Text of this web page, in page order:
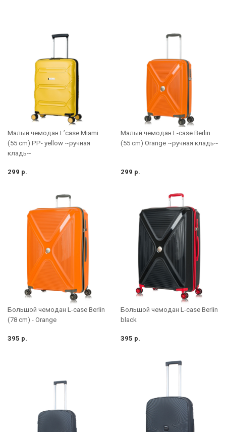
Малый чемодан L’case Miami
(55 cm) PP- yellow ~ручная
кладь~
299 р.
Малый чемодан L-case Berlin
(55 cm) Orange ~ручная кладь~
299 р.
Большой чемодан L-case Berlin
(78 cm) - Orange
395 р.
Большой чемодан L-case Berlin
black
395 р.